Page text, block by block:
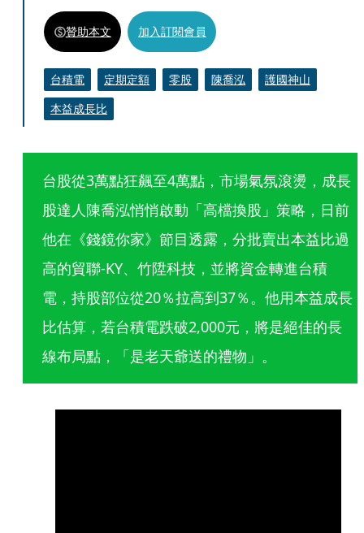
贊助本文 加入訂閱會員
台積電 定期定額 零股 陳喬泓
護國神山
本益成長比
台股從3萬點狂飆至4萬點，市場氣氛滾燙，成長
股達人陳喬泓悄悄啟動「高檔換股」策略，日前
他在《錢鏡你家》節目透露，分批賣出本益比過
高的貿聯-KY、竹陞科技，並將資金轉進台積
電，持股部位從20％拉高到37％。他用本益成長
比估算，若台積電跌破2,000元，將是絕佳的長
線布局點，「是老天爺送的禮物」。